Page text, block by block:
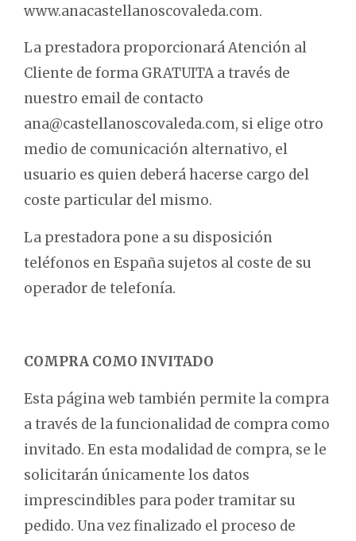
www.anacastellanoscovaleda.com.
La prestadora proporcionará Atención al
Cliente de forma GRATUITA a través de
nuestro email de contacto
ana@castellanoscovaleda.com, si elige otro
medio de comunicación alternativo, el
usuario es quien deberá hacerse cargo del
coste particular del mismo.
La prestadora pone a su disposición
teléfonos en España sujetos al coste de su
operador de telefonía.
COMPRA COMO INVITADO
Esta página web también permite la compra
a través de la funcionalidad de compra como
invitado. En esta modalidad de compra, se le
solicitarán únicamente los datos
imprescindibles para poder tramitar su
pedido. Una vez finalizado el proceso de